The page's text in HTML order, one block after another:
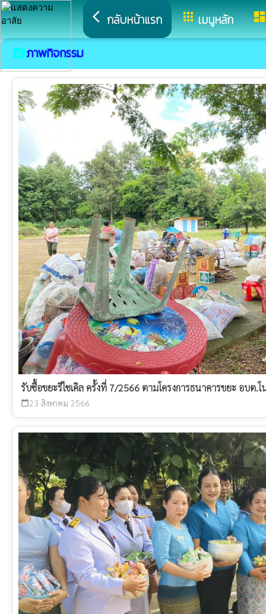
arrow_back_ios กลับหน้าแรก appsเมนูหลัก dashboard
camera_altภาพกิจกรรม
รับซื้อขยะรีไซเคิล ครั้งที่ 7/2566 ตามโครงการธนาคารขยะ อบต.
calendar_today23 สิงหาคม 2566